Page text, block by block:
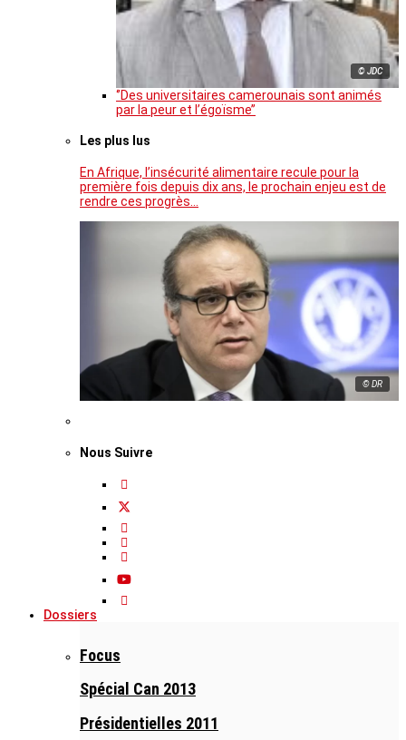
© JDC
‘’Des universitaires camerounais sont animés
par la peur et l’égoïsme’’
Les plus lus
En Afrique, l’insécurité alimentaire recule pour la
première fois depuis dix ans, le prochain enjeu est de
rendre ces progrès…
© DR
Nous Suivre
Dossiers
Focus
Spécial Can 2013
Présidentielles 2011